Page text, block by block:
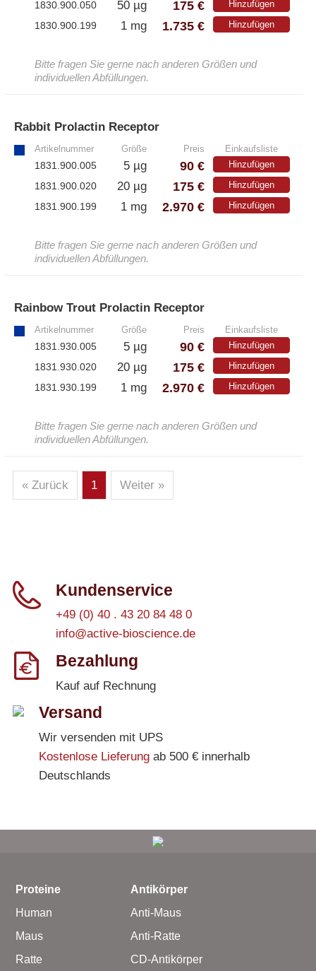
1830.900.050 50 µg 175 € Hinzufügen
1830.900.199 1 mg 1.735 € Hinzufügen
Bitte fragen Sie gerne nach anderen Größen und
individuellen Abfüllungen.
Rabbit Prolactin Receptor
Artikelnummer Größe Preis Einkaufsliste
1831.900.005 5 µg 90 € Hinzufügen
1831.900.020 20 µg 175 € Hinzufügen
1831.900.199 1 mg 2.970 € Hinzufügen
Bitte fragen Sie gerne nach anderen Größen und
individuellen Abfüllungen.
Rainbow Trout Prolactin Receptor
Artikelnummer Größe Preis Einkaufsliste
1831.930.005 5 µg 90 € Hinzufügen
1831.930.020 20 µg 175 € Hinzufügen
1831.930.199 1 mg 2.970 € Hinzufügen
Bitte fragen Sie gerne nach anderen Größen und
individuellen Abfüllungen.
« Zurück 1 Weiter »
Kundenservice
+49 (0) 40 . 43 20 84 48 0
info@active-bioscience.de
Bezahlung
Kauf auf Rechnung
Versand
Wir versenden mit UPS
Kostenlose Lieferungab 500 € innerhalb
Deutschlands
Proteine
Human
Maus
Ratte
Antikörper
Anti-Maus
Anti-Ratte
CD-Antikörper